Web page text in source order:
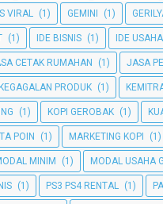
VIRAL (1) GEMINI (1)
(1) IDE BISNIS (1) IDE USAHA
CETAK RUMAHAN (1) JASA
KEGAGALAN PRODUK (1)
(1) KOPI GEROBAK (1)
POIN (1) MARKETING KOPI (1)
MINIM (1) MODAL USAHA
(1) PS3 PS4 RENTAL (1)